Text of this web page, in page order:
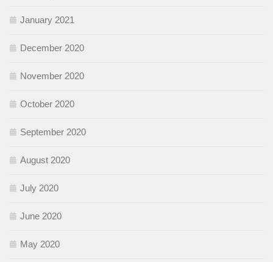
January 2021
December 2020
November 2020
October 2020
September 2020
August 2020
July 2020
June 2020
May 2020